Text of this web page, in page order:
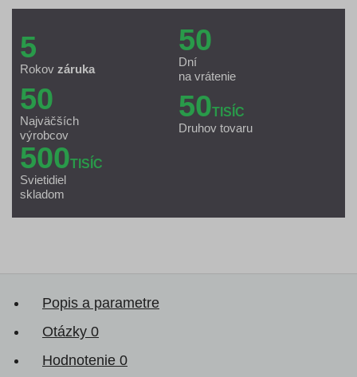
5
Rokov záruka
50
Dní
na vrátenie
50
Najväčších
výrobcov
50TISÍC
Druhov tovaru
500TISÍC
Svietidiel
skladom
Popis a parametre
Otázky 0
Hodnotenie 0